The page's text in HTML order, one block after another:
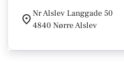
Nr Alslev Langgade 50
4840 Nørre Alslev